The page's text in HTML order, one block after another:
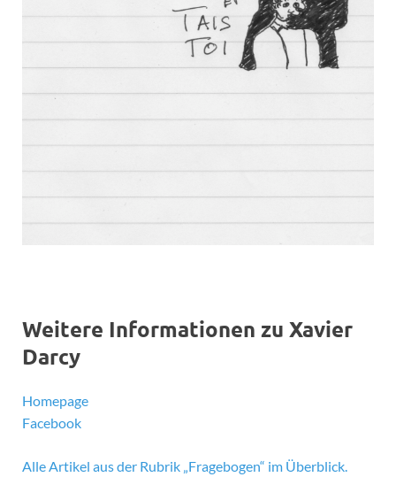
Weitere Informationen zu Xavier
Darcy
Homepage
Facebook
Alle Artikel aus der Rubrik „Fragebogen“ im Überblick.